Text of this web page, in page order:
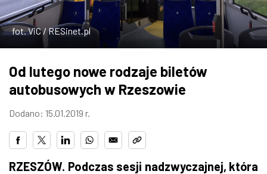
ZDJĘCIA
W RZESZOWIE
fot. ViC / RESinet.pl
Od lutego nowe rodzaje biletów
autobusowych w Rzeszowie
Dodano: 15.01.2019 r.
RZESZÓW. Podczas sesji nadzwyczajnej, która